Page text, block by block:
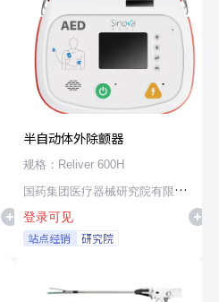
半自动体外除颤器
规格：Reliver 600H
国药集团医疗器械研究院有限公
司
登录可见
站点经销 研究院